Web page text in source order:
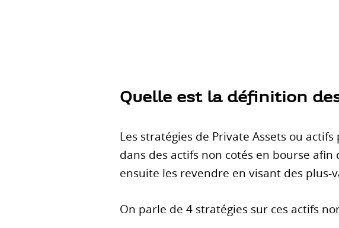
Quelle est la définition
Les stratégies de Private Assets ou
dans des actifs non cotés en bourse
ensuite les revendre en visant des plus-
On parle de 4 stratégies sur ces actifs